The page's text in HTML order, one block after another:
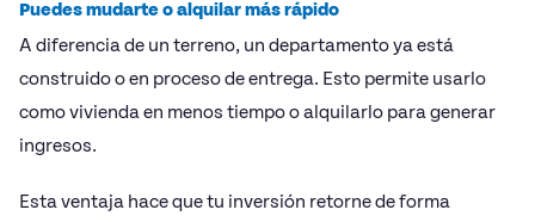
Puedes mudarte o alquilar más rápido
A diferencia de un terreno, un departamento ya está
construido o en proceso de entrega. Esto permite usarlo
como vivienda en menos tiempo o alquilarlo para generar
ingresos.
Esta ventaja hace que tu inversión retorne de forma